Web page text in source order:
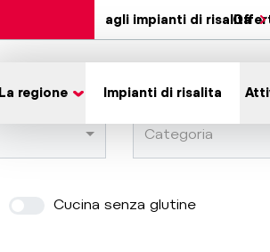
agli impianti di risalita
La regione Impianti di risalita
Categoria
Cucina senza glutine